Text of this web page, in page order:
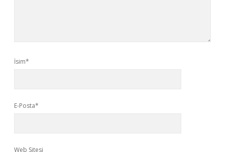
İsim*
E-Posta*
Web Sitesi